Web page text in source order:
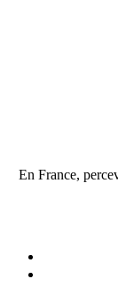
En France,